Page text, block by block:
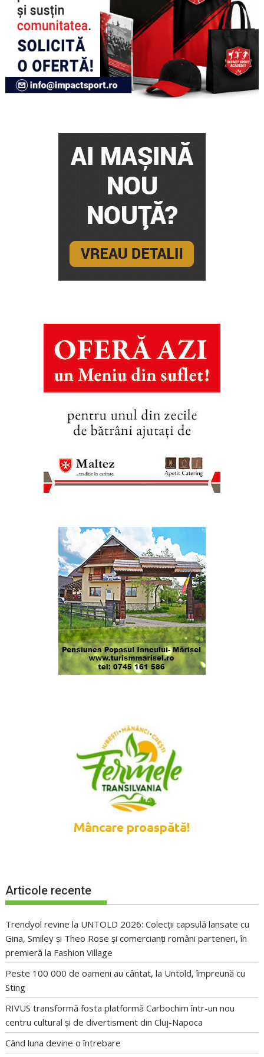
Articole recente
Trendyol revine la UNTOLD 2026: Colecții capsulă lansate cu
Gina, Smiley și Theo Rose și comercianți români parteneri, în
premieră la Fashion Village
Peste 100 000 de oameni au cântat, la Untold, împreună cu
Sting
RIVUS transformă fosta platformă Carbochim într-un nou
centru cultural și de divertisment din Cluj-Napoca
Când luna devine o întrebare